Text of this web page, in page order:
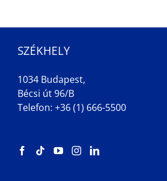
SZÉKHELY
1034 Budapest,
Bécsi út 96/B
Telefon: +36 (1) 666-5500